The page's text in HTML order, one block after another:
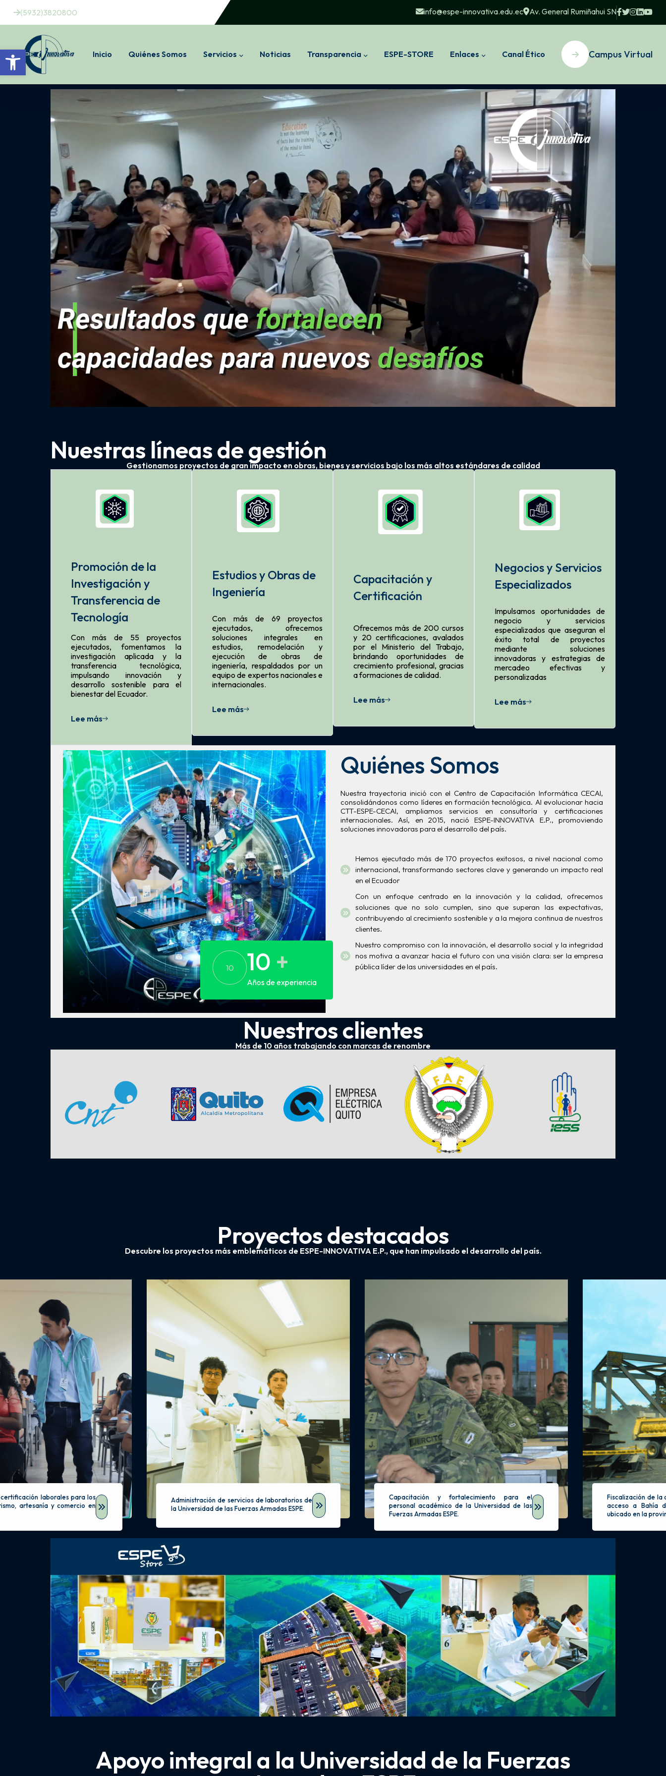
Open toolbar
(5932)3820800 info@espe-innovativa.edu.ec Av. General Rumiñahui SN
Inicio Quiénes Somos Servicios Noticias Transparencia ESPE-STORE Enlaces Canal Ético Campus Virtual
Nuestras líneas de gestión
Gestionamos proyectos de gran impacto en obras, bienes y servicios bajo los más altos estándares de calidad
Promoción de la
Investigación y
Transferencia de
Tecnología
Con más de 55 proyectos
ejecutados, fomentamos la
investigación aplicada y la
transferencia tecnológica,
impulsando innovación y
desarrollo sostenible para el
bienestar del Ecuador.
Lee más
Estudios y Obras de
Ingeniería
Con más de 69 proyectos
ejecutados, ofrecemos
soluciones integrales en
estudios, remodelación y
ejecución de obras de
ingeniería, respaldados por un
equipo de expertos nacionales e
internacionales.
Lee más
Capacitación y
Certificación
Ofrecemos más de 200 cursos
y 20 certificaciones, avalados
por el Ministerio del Trabajo,
brindando oportunidades de
crecimiento profesional, gracias
a formaciones de calidad.
Lee más
Negocios y Servicios
Especializados
Impulsamos oportunidades de
negocio y servicios
especializados que aseguran el
éxito total de proyectos
mediante soluciones
innovadoras y estrategias de
mercadeo efectivas y
personalizadas
Lee más
10 10 +
Años de experiencia
Quiénes Somos
Nuestra trayectoria inició con el Centro de Capacitación Informática CECAI,
consolidándonos como líderes en formación tecnológica. Al evolucionar hacia
CTT-ESPE-CECAI, ampliamos servicios en consultoría y certificaciones
internacionales. Así, en 2015, nació ESPE-INNOVATIVA E.P., promoviendo
soluciones innovadoras para el desarrollo del país.
Hemos ejecutado más de 170 proyectos exitosos, a nivel nacional como
internacional, transformando sectores clave y generando un impacto real
en el Ecuador
Con un enfoque centrado en la innovación y la calidad, ofrecemos
soluciones que no solo cumplen, sino que superan las expectativas,
contribuyendo al crecimiento sostenible y a la mejora continua de nuestros
clientes.
Nuestro compromiso con la innovación, el desarrollo social y la integridad
nos motiva a avanzar hacia el futuro con una visión clara: ser la empresa
pública líder de las universidades en el país.
Nuestros clientes
Más de 10 años trabajando con marcas de renombre
Proyectos destacados
Descubre los proyectos más emblemáticos de ESPE-INNOVATIVA E.P., que han impulsado el desarrollo del país.
laborales para los
artesanía y comercio en
Administración de servicios de laboratorios de
la Universidad de las Fuerzas Armadas ESPE.
Capacitación y fortalecimiento para el
personal académico de la Universidad de las
Fuerzas Armadas ESPE.
Fiscalización de
acceso a Bahía
ubicado en la
Apoyo integral a la Universidad de la Fuerzas